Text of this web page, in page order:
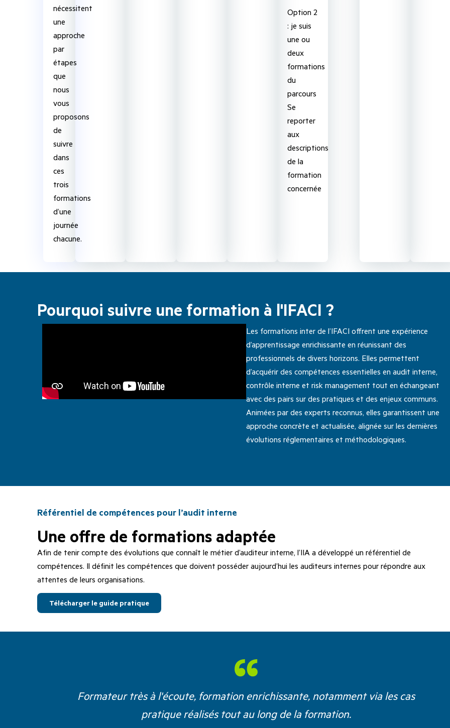
nécessitent
une
approche
par
étapes
que
nous
vous
proposons
de
suivre
dans
ces
trois
formations
d’une
journée
chacune.
Option 2
: je suis
une ou
deux
formations
du
parcours
Se
reporter
aux
descriptions
de la
formation
concernée
Pourquoi suivre une formation à l'IFACI ?
Les formations inter de l’IFACI offrent une expérience
d’apprentissage enrichissante en réunissant des
professionnels de divers horizons. Elles permettent
d’acquérir des compétences essentielles en audit interne,
contrôle interne et risk management tout en échangeant
avec des pairs sur des pratiques et des enjeux communs.
Animées par des experts reconnus, elles garantissent une
approche concrète et actualisée, alignée sur les dernières
évolutions réglementaires et méthodologiques.
Référentiel de compétences pour l’audit interne
Une offre de formations adaptée
Afin de tenir compte des évolutions que connaît le métier d’auditeur interne, l’IIA a développé un référentiel de
compétences. Il définit les compétences que doivent posséder aujourd’hui les auditeurs internes pour répondre aux
attentes de leurs organisations.
Télécharger le guide pratique
Formateur très à l'écoute, formation enrichissante, notamment via les cas
pratique réalisés tout au long de la formation.